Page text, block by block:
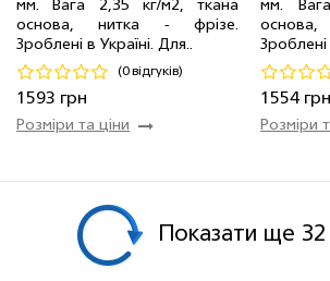
мм. Вага 2,35 кг/м2, ткана
основа, нитка - фрiзе.
Зроблені в Україні. Для..
(0 відгуків)
1593 грн
Розміри та ціни
1.20 x 1.70 м
1 шт 1593 грн
Код 19654
мм.
Зроблені
1554 грн
Розміри
1.20 x 1.70 м
Показати ще